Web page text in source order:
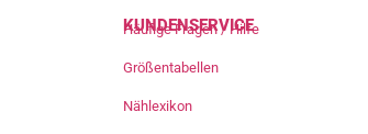
KUNDENSERVICE
Häufige Fragen / Hilfe
Größentabellen
Nählexikon